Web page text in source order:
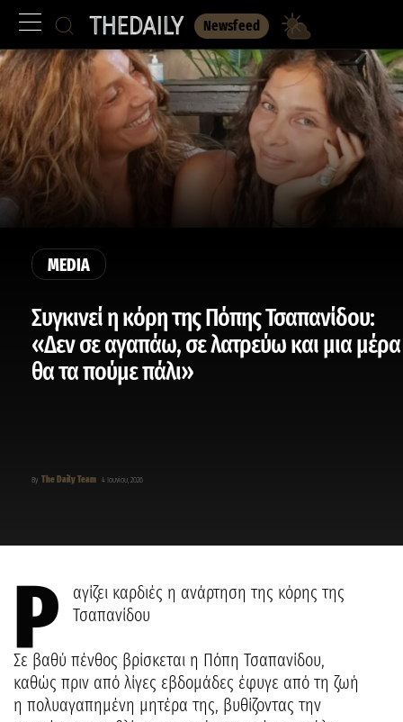
Newsfeed
MEDIA
Συγκινεί η κόρη της Πόπης Τσαπανίδου:
«Δεν σε αγαπάω, σε λατρεύω και μια μέρα
θα τα πούμε πάλι»
By The Daily Team 4 Ιουνίου, 2026
Ρ
αγίζει καρδιές η ανάρτηση της κόρης της
Τσαπανίδου
Σε βαθύ πένθος βρίσκεται η Πόπη Τσαπανίδου,
καθώς πριν από λίγες εβδομάδες έφυγε από τη ζωή
η πολυαγαπημένη μητέρα της, βυθίζοντας την